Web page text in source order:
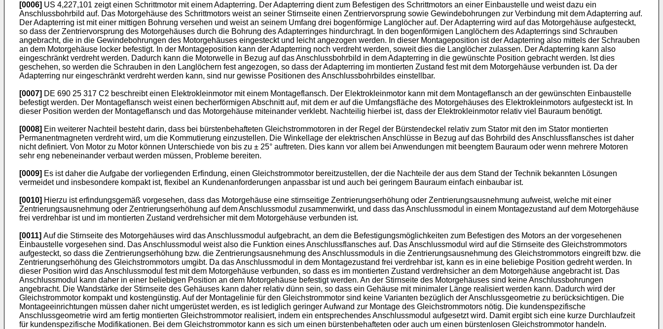
[0006] US 4,227,101 zeigt einen Schrittmotor mit einem Adapterring. Der Adapterring dient zum Befestigen des Schrittmotors an einer Einbaustelle und weist dazu ein
Anschlussbohrbild auf. Das Motorgehäuse des Schrittmotors weist an seiner Stirnseite einen Zentriervorsprung sowie Gewindebohrungen zur Verbindung mit dem Adapterring auf.
Der Adapterring ist mit einer mittigen Bohrung versehen und weist an seinem Umfang drei bogenförmige Langlöcher auf. Der Adapterring wird auf das Motorgehäuse aufgesteckt,
so dass der Zentriervorsprung des Motorgehäuses durch die Bohrung des Adapterringes hindurchragt. In den bogenförmigen Langlöchern des Adapterrings sind Schrauben
angebracht, die in die Gewindebohrungen des Motorgehäuses eingesteckt und leicht angezogen werden. In dieser Montageposition ist der Adapterring also mittels der Schrauben
an dem Motorgehäuse locker befestigt. In der Montageposition kann der Adapterring noch verdreht werden, soweit dies die Langlöcher zulassen. Der Adapterring kann also
eingeschränkt verdreht werden. Dadurch kann die Motorwelle in Bezug auf das Anschlussbohrbild in dem Adapterring in die gewünschte Position gebracht werden. Ist dies
geschehen, so werden die Schrauben in den Langlöchern fest angezogen, so dass der Adapterring im montierten Zustand fest mit dem Motorgehäuse verbunden ist. Da der
Adapterring nur eingeschränkt verdreht werden kann, sind nur gewisse Positionen des Anschlussbohrbildes einstellbar.
[0007] DE 690 25 317 C2 beschreibt einen Elektrokleinmotor mit einem Montageflansch. Der Elektrokleinmotor kann mit dem Montageflansch an der gewünschten Einbaustelle
befestigt werden. Der Montageflansch weist einen becherförmigen Abschnitt auf, mit dem er auf die Umfangsfläche des Motorgehäuses des Elektrokleinmotors aufgesteckt ist. In
dieser Position werden der Montageflansch und das Motorgehäuse miteinander verklebt. Nachteilig hierbei ist, dass der Elektrokleinmotor relativ viel Bauraum benötigt.
[0008] Ein weiterer Nachteil besteht darin, dass bei bürstenbehafteten Gleichstrommotoren in der Regel der Bürstendeckel relativ zum Stator mit den im Stator montierten
Permanentmagneten verdreht wird, um die Kommutierung einzustellen. Die Winkellage der elektrischen Anschlüsse in Bezug auf das Bohrbild des Anschlussflansches ist daher
nicht definiert. Von Motor zu Motor können Unterschiede von bis zu ± 25° auftreten. Dies kann vor allem bei Anwendungen mit beengtem Bauraum oder wenn mehrere Motoren
sehr eng nebeneinander verbaut werden müssen, Probleme bereiten.
[0009] Es ist daher die Aufgabe der vorliegenden Erfindung, einen Gleichstrommotor bereitzustellen, der die Nachteile der aus dem Stand der Technik bekannten Lösungen
vermeidet und insbesondere kompakt ist, flexibel an Kundenanforderungen anpassbar ist und auch bei geringem Bauraum einfach einbaubar ist.
[0010] Hierzu ist erfindungsgemäß vorgesehen, dass das Motorgehäuse eine stirnseitige Zentrierungserhöhung oder Zentrierungsausnehmung aufweist, welche mit einer
Zentrierungsausnehmung oder Zentrierungserhöhung auf dem Anschlussmodul zusammenwirkt, und dass das Anschlussmodul in einem Montagezustand auf dem Motorgehäuse
frei verdrehbar ist und im montierten Zustand verdrehsicher mit dem Motorgehäuse verbunden ist.
[0011] Auf die Stirnseite des Motorgehäuses wird das Anschlussmodul aufgebracht, an dem die Befestigungsmöglichkeiten zum Befestigen des Motors an der vorgesehenen
Einbaustelle vorgesehen sind. Das Anschlussmodul weist also die Funktion eines Anschlussflansches auf. Das Anschlussmodul wird auf die Stirnseite des Gleichstrommotors
aufgesteckt, so dass die Zentrierungserhöhung bzw. die Zentrierungsausnehmung des Anschlussmoduls in die Zentrierungsausnehmung des Gleichstrommotors eingreift bzw. die
Zentrierungserhöhung des Gleichstrommotors umgibt. Da das Anschlussmodul in dem Montagezustand frei verdrehbar ist, kann es in eine beliebige Position gedreht werden. In
dieser Position wird das Anschlussmodul fest mit dem Motorgehäuse verbunden, so dass es im montierten Zustand verdrehsicher an dem Motorgehäuse angebracht ist. Das
Anschlussmodul kann daher in einer beliebigen Position an dem Motorgehäuse befestigt werden. An der Stirnseite des Motorgehäuses sind keine Anschlussbohrungen
angebracht. Die Wandstärke der Stirnseite des Gehäuses kann daher relativ dünn sein, so dass ein Gehäuse mit minimaler Länge realisiert werden kann. Dadurch wird der
Gleichstrommotor kompakt und kostengünstig. Auf der Montagelinie für den Gleichstrommotor sind keine Varianten bezüglich der Anschlussgeometrie zu berücksichtigen. Die
Montageeinrichtungen müssen daher nicht umgerüstet werden, es ist lediglich geringer Aufwand zur Montage des Gleichstrommotors nötig. Die kundenspezifische
Anschlussgeometrie wird am fertig montierten Gleichstrommotor realisiert, indem ein entsprechendes Anschlussmodul aufgesetzt wird. Damit ergibt sich eine kurze Durchlaufzeit
für kundenspezifische Modifikationen. Bei dem Gleichstrommotor kann es sich um einen bürstenbehafteten oder auch um einen bürstenlosen Gleichstrommotor handeln.